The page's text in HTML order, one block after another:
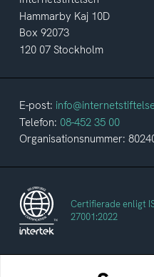
Hammarby Kaj 10D
Box 92073
120 07 Stockholm
E-post:
Telefon: 08-452 35 00
Organisationsnummer:
Certifierade enligt
27001:2022